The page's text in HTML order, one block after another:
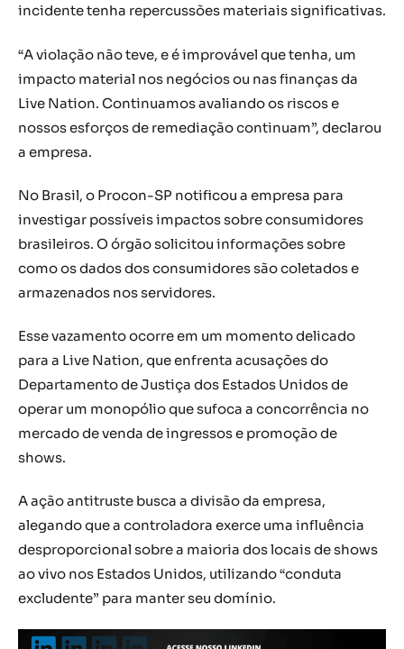
incidente tenha repercussões materiais significativas.
“A violação não teve, e é improvável que tenha, um
impacto material nos negócios ou nas finanças da
Live Nation. Continuamos avaliando os riscos e
nossos esforços de remediação continuam”, declarou
a empresa.
No Brasil, o Procon-SP notificou a empresa para
investigar possíveis impactos sobre consumidores
brasileiros. O órgão solicitou informações sobre
como os dados dos consumidores são coletados e
armazenados nos servidores.
Esse vazamento ocorre em um momento delicado
para a Live Nation, que enfrenta acusações do
Departamento de Justiça dos Estados Unidos de
operar um monopólio que sufoca a concorrência no
mercado de venda de ingressos e promoção de
shows.
A ação antitruste busca a divisão da empresa,
alegando que a controladora exerce uma influência
desproporcional sobre a maioria dos locais de shows
ao vivo nos Estados Unidos, utilizando “conduta
excludente” para manter seu domínio.